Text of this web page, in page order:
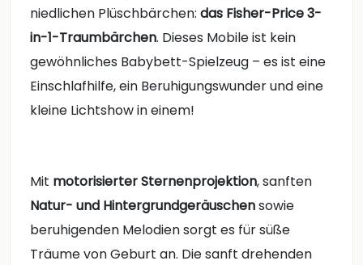
niedlichen Plüschbärchen: das Fisher-Price 3-
in-1-Traumbärchen. Dieses Mobile ist kein
gewöhnliches Babybett-Spielzeug – es ist eine
Einschlafhilfe, ein Beruhigungswunder und eine
kleine Lichtshow in einem!
Mit motorisierter Sternenprojektion, sanften
Natur- und Hintergrundgeräuschensowie
beruhigenden Melodien sorgt es für süße
Träume von Geburt an. Die sanft drehenden